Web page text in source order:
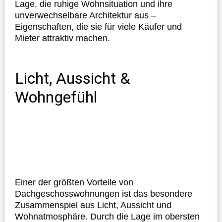
Lage, die ruhige Wohnsituation und ihre
unverwechselbare Architektur aus –
Eigenschaften, die sie für viele Käufer und
Mieter attraktiv machen.
Licht, Aussicht &
Wohngefühl
Einer der größten Vorteile von
Dachgeschosswohnungen ist das besondere
Zusammenspiel aus Licht, Aussicht und
Wohnatmosphäre. Durch die Lage im obersten